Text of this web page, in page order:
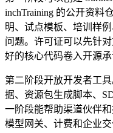
inchTraining 的公开资料
明、试点模板、培训样
问题。许可证可以先针
好的核心代码卷入开源承
第二阶段开放开发者工
据、资源包生成脚本、
一阶段能帮助渠道伙伴
模型网关、计费和企业交